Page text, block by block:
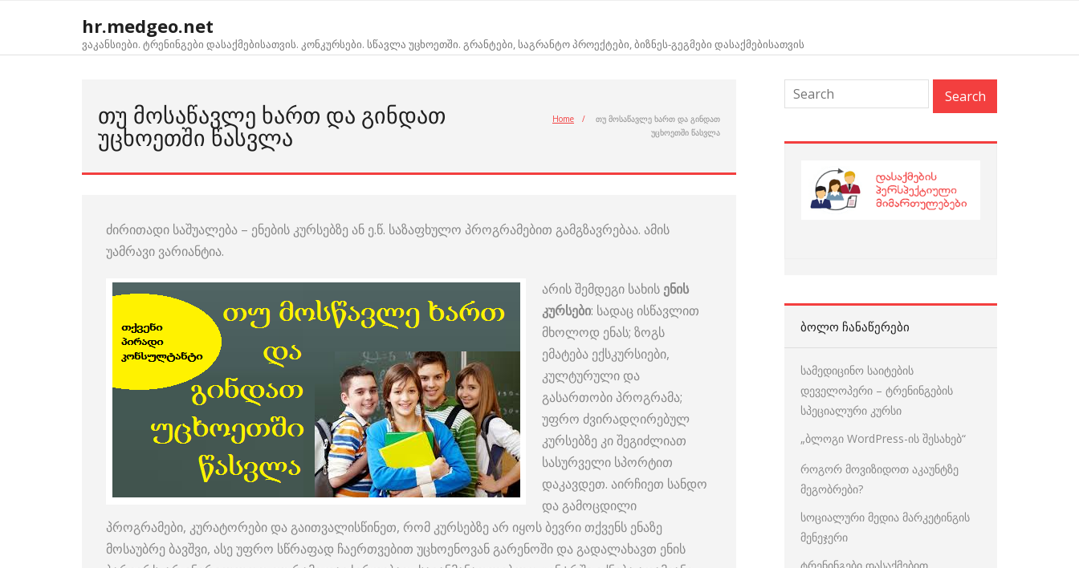
content
hr.medgeo.net
ვაკანსიები. ტრენინგები დასაქმებისათვის. კონკურსები. სწავლა უცხოეთში. გრანტები, საგრანტო პროექტები, ბიზნეს-გეგმები დასაქმებისათვის
ᲗᲣ ᲛᲝᲡᲐᲬᲐᲕᲚᲔ ᲮᲐᲠᲗ ᲓᲐ ᲒᲘᲜᲓᲐᲗ
ᲣᲪᲮᲝᲔᲗᲨᲘ ᲬᲐᲡᲕᲚᲐ
Home /
თუ მოსაწავლე ხართ და გინდათ
უცხოეთში წასვლა
ძირითადი საშუალება – ენების კურსებზე ან ე.წ. საზაფხულო პროგრამებით გამგზავრებაა. ამის
უამრავი ვარიანტია.
არის შემდეგი სახის ენის
კურსები: სადაც ისწავლით
მხოლოდ ენას; ზოგს
ემატება ექსკურსიები,
კულტურული და
გასართობი პროგრამა;
უფრო ძვირადღირებულ
კურსებზე კი შეგიძლიათ
სასურველი სპორტით
დაკავდეთ. აირჩიეთ სანდო
და გამოცდილი
პროგრამები, კურატორები და გაითვალისწინეთ, რომ კურსებზე არ იყოს ბევრი თქვენს ენაზე
მოსაუბრე ბავშვი, ასე უფრო სწრაფად ჩაერთვებით უცხოენოვან გარენოში და გადალახავთ ენის
ᲑᲝᲚᲝ ᲩᲐᲜᲐᲬᲔᲠᲔᲑᲘ
სამედიცინო საიტების
დეველოპერი – ტრენინგების
სპეციალური კურსი
„ბლოგი WordPress-ის შესახებ“
როგორ მოვიზიდოთ აკაუნტზე
მეგობრები?
სოციალური მედია მარკეტინგის
მენეჯერი